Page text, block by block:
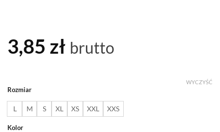
3,85 zł brutto
Rozmiar
L M S XL XS XXL XXS
Kolor
WYCZYŚĆ